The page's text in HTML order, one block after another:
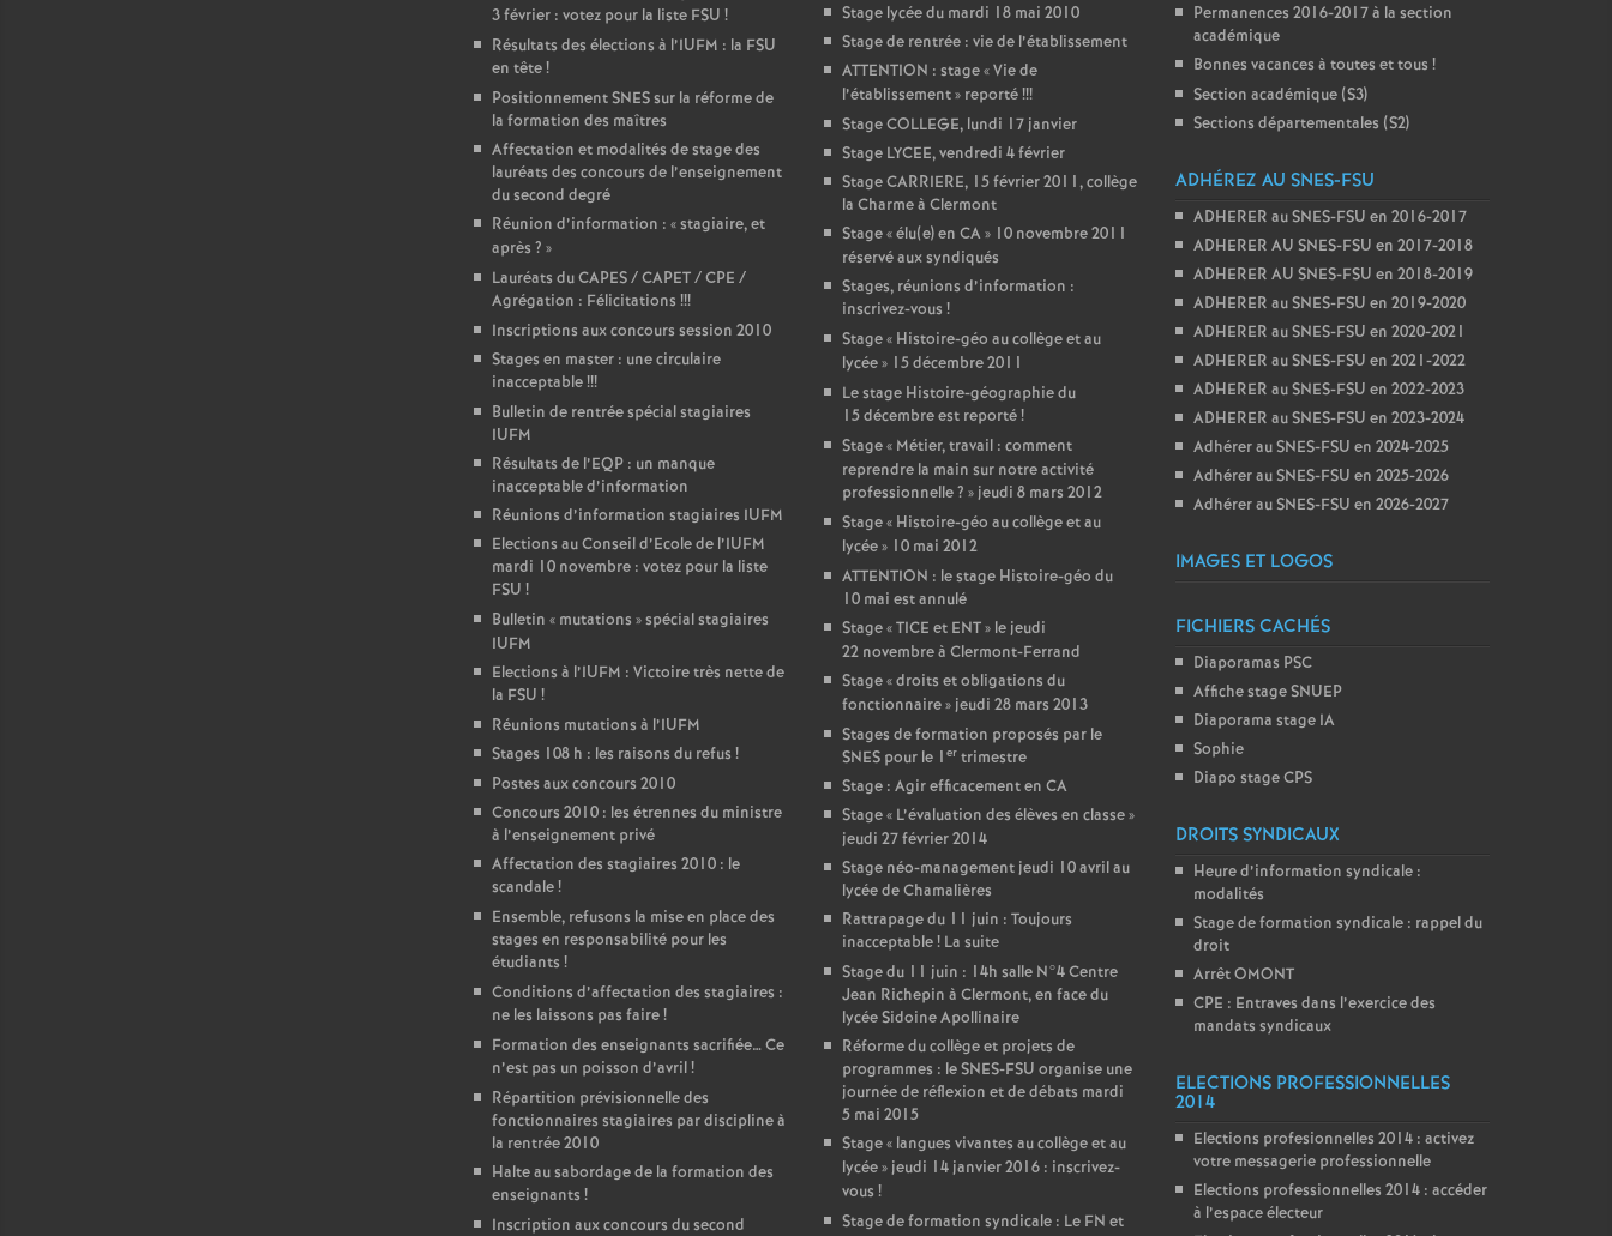
n
s
T
o
u
r
s
3 février : votez pour la liste FSU !
Résultats des élections à l’IUFM : la FSU
en tête!
Positionnement SNES sur la réforme de
la formation des maîtres
Affectation et modalités de stage des
lauréats des concours de l’enseignement
du second degré
Réunion d’information : «stagiaire, et
après ? »
Lauréats du CAPES / CAPET / CPE /
Agrégation : Félicitations !!!
Inscriptions aux concours session 2010
Stages en master : une circulaire
inacceptable!!!
Bulletin de rentrée spécial stagiaires
IUFM
Résultats de l’EQP : un manque
inacceptable d’information
Réunions d’information stagiaires IUFM
Elections au Conseil d’Ecole de l’IUFM
mardi 10 novembre : votez pour la liste
FSU !
Bulletin « mutations » spécial stagiaires
IUFM
Elections à l’IUFM : Victoire très nette de
la FSU !
Réunions mutations à l’IUFM
Stages 108 h : les raisons du refus !
Postes aux concours 2010
Concours 2010 : les étrennes du ministre
à l’enseignement privé
Affectation des stagiaires 2010 : le
scandale!
Ensemble, refusons la mise en place des
stages en responsabilité pour les
étudiants !
Conditions d’affectation des stagiaires :
ne les laissons pas faire!
Formation des enseignants sacrifiée… Ce
n’est pas un poisson d’avril!
Répartition prévisionnelle des
fonctionnaires stagiaires par discipline à
la rentrée 2010
Halte au sabordage de la formation des
enseignants !
Inscription aux concours du second
Stage lycée du mardi 18 mai 2010
Stage de rentrée : vie de l’établissement
ATTENTION : stage «Vie de
l’établissement» reporté!!!
Stage COLLEGE, lundi 17 janvier
Stage LYCEE, vendredi 4 février
Stage CARRIERE, 15 février 2011, collège
la Charme à Clermont
Stage «élu(e) en CA» 10 novembre 2011
réservé aux syndiqués
Stages, réunions d’information :
inscrivez-vous !
Stage « Histoire-géo au collège et au
lycée» 15 décembre 2011
Le stage Histoire-géographie du
15 décembre est reporté!
Stage « Métier, travail : comment
reprendre la main sur notre activité
professionnelle? » jeudi 8 mars 2012
Stage « Histoire-géo au collège et au
lycée» 10 mai 2012
ATTENTION : le stage Histoire-géo du
10 mai est annulé
Stage «TICE et ENT» le jeudi
22 novembre à Clermont-Ferrand
Stage «droits et obligations du
fonctionnaire» jeudi 28 mars 2013
Stages de formation proposés par le
SNES pour le 1 er trimestre
Stage : Agir efficacement en CA
Stage « L’évaluation des élèves en classe»
jeudi 27 février 2014
Stage néo-management jeudi 10 avril au
lycée de Chamalières
Rattrapage du 11 juin : Toujours
inacceptable! La suite
Stage du 11 juin : 14h salle N°4 Centre
Jean Richepin à Clermont, en face du
lycée Sidoine Apollinaire
Réforme du collège et projets de
programmes : le SNES-FSU organise une
journée de réflexion et de débats mardi
5 mai 2015
Stage « langues vivantes au collège et au
lycée» jeudi 14 janvier 2016 : inscrivez-
vous !
Stage de formation syndicale : Le FN et
Permanences 2016-2017 à la section
académique
Bonnes vacances à toutes et tous !
Section académique (S3)
Sections départementales (S2)
ADHÉREZ AU SNES-FSU
ADHERER au SNES-FSU en 2016-2017
ADHERER AU SNES-FSU en 2017-2018
ADHERER AU SNES-FSU en 2018-2019
ADHERER au SNES-FSU en 2019-2020
ADHERER au SNES-FSU en 2020-2021
ADHERER au SNES-FSU en 2021-2022
ADHERER au SNES-FSU en 2022-2023
ADHERER au SNES-FSU en 2023-2024
Adhérer au SNES-FSU en 2024-2025
Adhérer au SNES-FSU en 2025-2026
Adhérer au SNES-FSU en 2026-2027
IMAGES ET LOGOS
FICHIERS CACHÉS
Diaporamas PSC
Affiche stage SNUEP
Diaporama stage IA
Sophie
Diapo stage CPS
DROITS SYNDICAUX
Heure d’information syndicale :
modalités
Stage de formation syndicale : rappel du
droit
Arrêt OMONT
CPE : Entraves dans l’exercice des
mandats syndicaux
ELECTIONS PROFESSIONNELLES
2014
Elections profesionnelles 2014 : activez
votre messagerie professionnelle
Elections professionnelles 2014 : accéder
à l’espace électeur